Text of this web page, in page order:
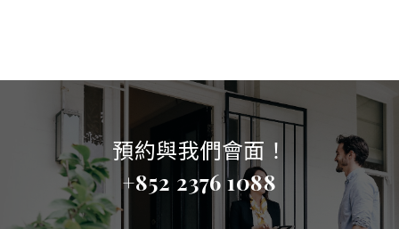
預約與我們會面！
+852 2376 1088